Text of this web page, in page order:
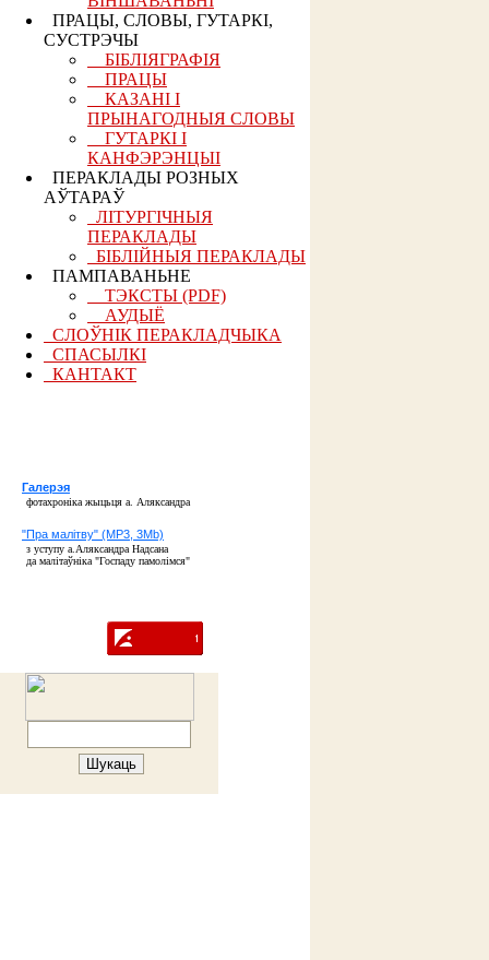
ПРАЦЫ, СЛОВЫ, ГУТАРКІ,
СУСТРЭЧЫ
БІБЛІЯГРАФІЯ
ПРАЦЫ
КАЗАНІ І
ПРЫНАГОДНЫЯ СЛОВЫ
ГУТАРКІ І
КАНФЭРЭНЦЫІ
ПЕРАКЛАДЫ РОЗНЫХ
АЎТАРАЎ
ЛІТУРГІЧНЫЯ
ПЕРАКЛАДЫ
БІБЛІЙНЫЯ ПЕРАКЛАДЫ
ПАМПАВАНЬНЕ
ТЭКСТЫ (PDF)
АУДЫЁ
СЛОЎНІК ПЕРАКЛАДЧЫКА
СПАСЫЛКІ
КАНТАКТ
Галерэя
фотахроніка жыцьця а. Аляксандра
"Пра малітву" (MP3, 3Mb)
з уступу а.Аляксандра Надсана
да малітаўніка "Госпаду памолімся"